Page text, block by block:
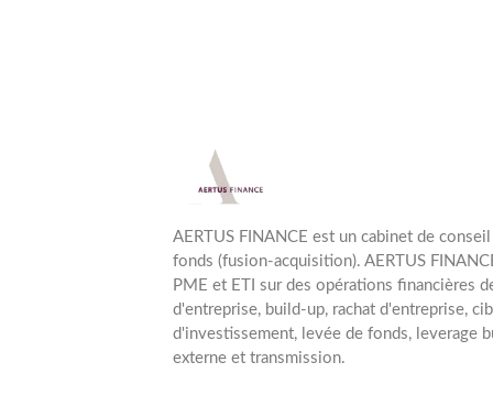
AERTUS FINANCE est un cabinet de
fonds (fusion-acquisition). AERTUS
PME et ETI sur des opérations financières
d'entreprise, build-up, rachat d'entreprise,
d'investissement, levée de fonds, leverage
externe et transmission.